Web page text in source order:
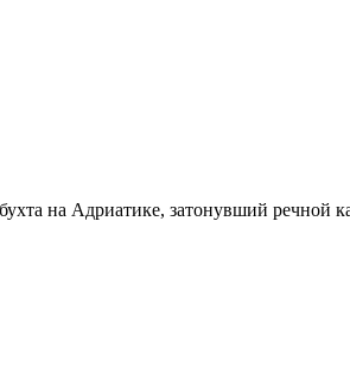
на Адриатике, затонувший речной